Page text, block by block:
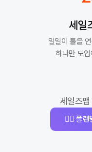
세일
일일이 툴을
하나만 도
세일즈
👉🏻 플